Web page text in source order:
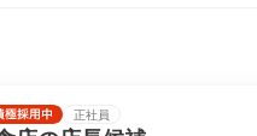
正社員